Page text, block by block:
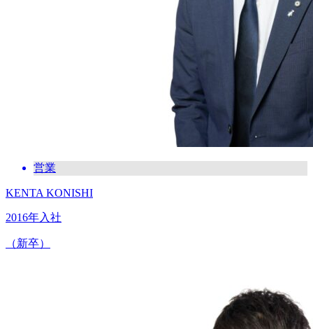
営業
KENTA KONISHI
2016年入社
（新卒）